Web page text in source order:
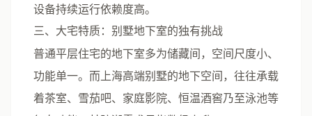
设备持续运行依赖度高。
三、大宅特质：别墅地下室的独有挑战
普通平层住宅的地下室多为储藏间，空间尺度小、
功能单一。而上海高端别墅的地下空间，往往承载
着茶室、雪茄吧、家庭影院、恒温酒窖乃至泳池等